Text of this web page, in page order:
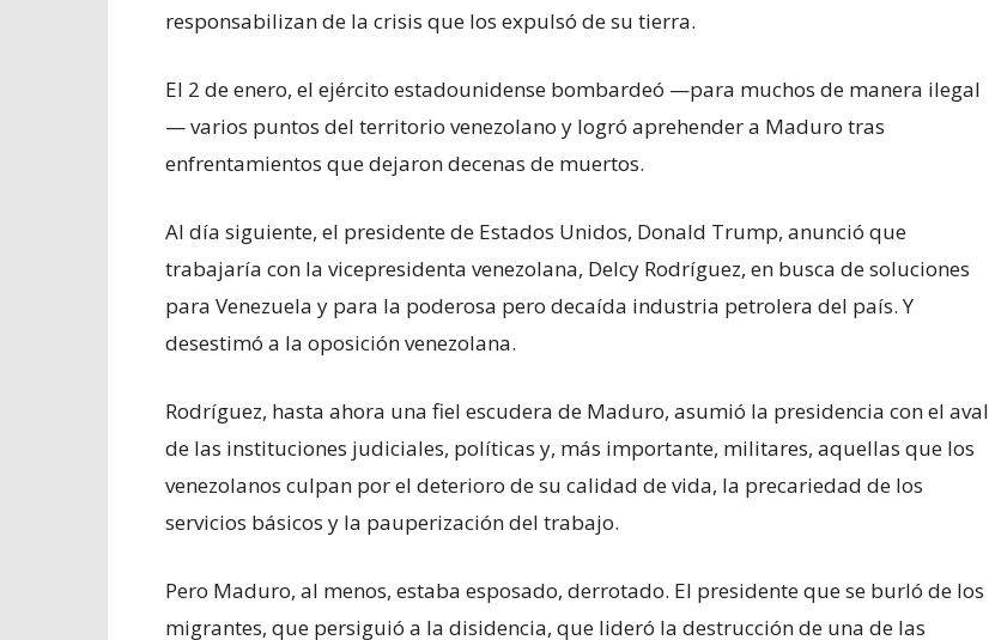
responsabilizan de la crisis que los expulsó de su tierra.
El 2 de enero, el ejército estadounidense bombardeó —para muchos de manera ilegal
— varios puntos del territorio venezolano y logró aprehender a Maduro tras
enfrentamientos que dejaron decenas de muertos.
Al día siguiente, el presidente de Estados Unidos, Donald Trump, anunció que
trabajaría con la vicepresidenta venezolana, Delcy Rodríguez, en busca de soluciones
para Venezuela y para la poderosa pero decaída industria petrolera del país. Y
desestimó a la oposición venezolana.
Rodríguez, hasta ahora una fiel escudera de Maduro, asumió la presidencia con el aval
de las instituciones judiciales, políticas y, más importante, militares, aquellas que los
venezolanos culpan por el deterioro de su calidad de vida, la precariedad de los
servicios básicos y la pauperización del trabajo.
Pero Maduro, al menos, estaba esposado, derrotado. El presidente que se burló de los
migrantes, que persiguió a la disidencia, que lideró la destrucción de una de las